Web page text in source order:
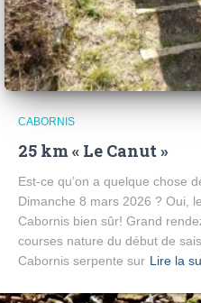
CABORNIS
25 km « Le Canut »
Est-ce qu’on a quelque chose
Dimanche 8 mars 2026 ? Oui,
Cabornis bien sûr! Grand
courses nature du début de
Cabornis serpente sur Lire la